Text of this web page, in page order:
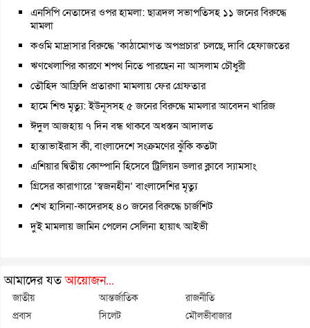
এনসিপি নেতাদের ওপর হামলা: ছাত্রদল সভাপতিসহ ১১ জনের বিরুদ্ধে
মামলা
কওমি মাদ্রাসার বিরুদ্ধে ‘কাঠামোগত অপপ্রচার’ চলছে, দাবি হেফাজতের
ঋণখেলাপির কারণে শপথ নিতে পারছেন না আসলাম চৌধুরী
তৌহিদ আফ্রিদি প্রতারণা মামলায় ফের গ্রেফতার
হামে শিশু মৃত্যু: ইউনূসসহ ৫ জনের বিরুদ্ধে মামলার আবেদন খারিজ
ঈদুল আজহায় ৭ দিন বন্ধ থাকবে অধস্তন আদালত
হান্তাভাইরাস কী, বাংলাদেশে সংক্রমণের ঝুঁকি কতটা
এশিয়ার দ্বিতীয় কোম্পানি হিসেবে ট্রিলিয়ন ডলার ক্লাবে স্যামসাং
গ্রিসের কারাগারে ‘স্বজনহীন’ বাংলাদেশির মৃত্যু
শেখ হাসিনা-কাদেরসহ ৪০ জনের বিরুদ্ধে চার্জশিট
দুই মামলায় জামিন পেলেন সেলিনা হায়াৎ আইভী
আমাদের যতআয়োজন...
জাতীয় আন্তর্জাতিক
রাজনীতি
প্রবাস
সিলেট মৌলভীবাজার